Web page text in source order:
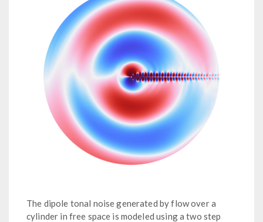
The dipole tonal noise generated by flow over a
cylinder in free space is modeled using a two step